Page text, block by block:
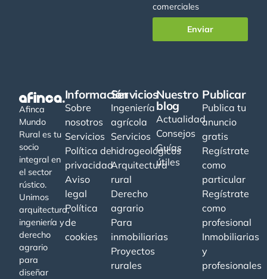
comerciales
Enviar
Afinca
Mundo
Rural es tu
socio
integral en
el sector
rústico.
Unimos
arquitectura,
ingeniería y
derecho
agrario
para
diseñar
Información
Sobre
nosotros
Servicios
Política de
privacidad
Aviso
legal
Política
de
cookies
Servicios
Ingeniería
agrícola
Servicios
hidrogeológicos
Arquitectura
rural
Derecho
agrario
Para
inmobiliarias
Proyectos
rurales
Nuestro
blog
Actualidad
Consejos
Guías
útiles
Publicar
Publica tu
anuncio
gratis
Regístrate
como
particular
Regístrate
como
profesional
Inmobiliarias
y
profesionales